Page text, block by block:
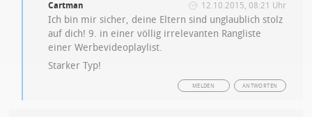
Cartman 12.10.2015, 08:21 Uhr
Ich bin mir sicher, deine Eltern sind unglaublich stolz
auf dich! 9. in einer völlig irrelevanten Rangliste
einer Werbevideoplaylist.
Starker Typ!
ANTWORTEN
MELDEN